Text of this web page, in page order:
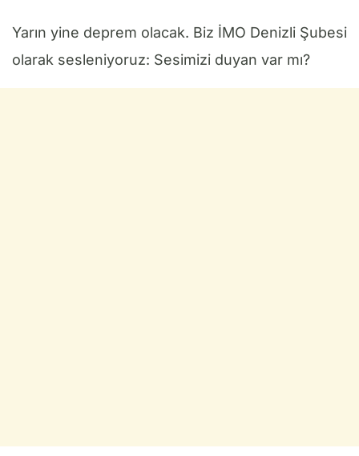
Yarın yine deprem olacak. Biz İMO Denizli Şubesi
olarak sesleniyoruz: Sesimizi duyan var mı?